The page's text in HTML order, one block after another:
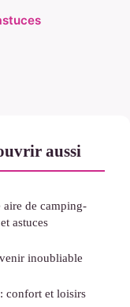
aussi
de camping-
astuces
inoubliable
confort et loisirs